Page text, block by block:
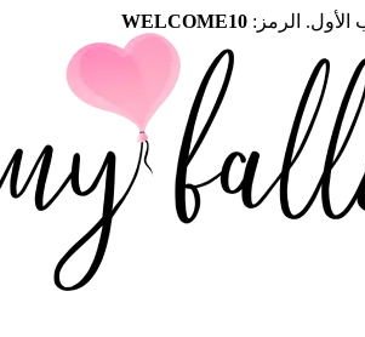
WELCOME10